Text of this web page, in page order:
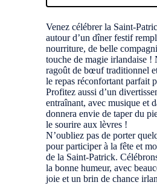
Venez célébrer la Saint-
autour d’un dîner festif
nourriture, de belle
touche de magie irlandaise !
ragoût de bœuf traditionnel
le repas réconfortant parfait
Profitez aussi d’un
entraînant, avec musique et
donnera envie de taper du
le sourire aux lèvres !
N’oubliez pas de porter
pour participer à la fête et
de la Saint-Patrick.
la bonne humeur, avec
joie et un brin de chance